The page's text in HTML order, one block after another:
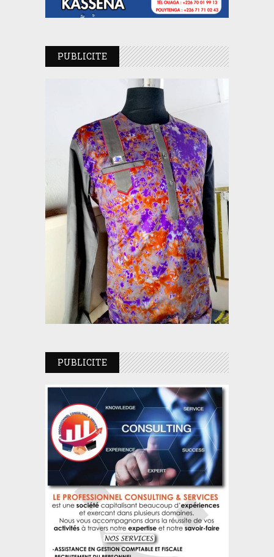
PUBLICITE
PUBLICITE